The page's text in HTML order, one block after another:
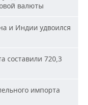
валюты
и Индии удвоился
составили 720,3
импорта